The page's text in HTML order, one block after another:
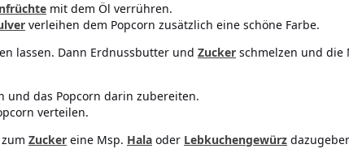
mit dem Öl verrühren.
verleihen dem Popcorn zusätzlich eine schöne Farbe.
lassen. Dann Erdnussbutter und Zucker schmelzen und die
und das Popcorn darin zubereiten.
verteilen.
Zucker eine Msp. Hala oder Lebkuchengewürz